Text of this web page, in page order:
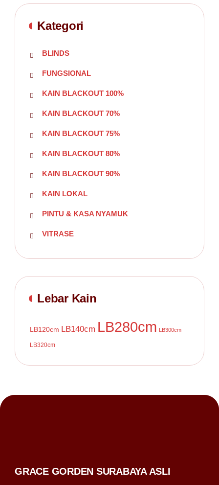
Kategori
BLINDS
FUNGSIONAL
KAIN BLACKOUT 100%
KAIN BLACKOUT 70%
KAIN BLACKOUT 75%
KAIN BLACKOUT 80%
KAIN BLACKOUT 90%
KAIN LOKAL
PINTU & KASA NYAMUK
VITRASE
Lebar Kain
LB120cm LB140cm LB280cm LB300cm
LB320cm
GRACE GORDEN SURABAYA ASLI